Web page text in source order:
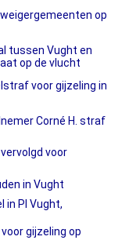
op
tussen Vught en
op de vlucht
voor gijzeling in
Corné H. straf
voor
in Vught
in PI Vught,
gijzeling op